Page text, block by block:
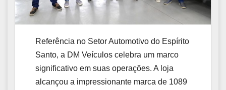
Referência no Setor Automotivo do Espírito
Santo, a DM Veículos celebra um marco
significativo em suas operações. A loja
alcançou a impressionante marca de 1089